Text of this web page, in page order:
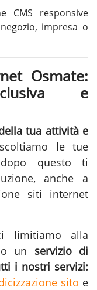
CMS responsive
impresa o
Osmate:
e
tua attività e
le tue
questo ti
anche a
siti internet
limitiamo alla
un servizio di
i nostri servizi:
sito e